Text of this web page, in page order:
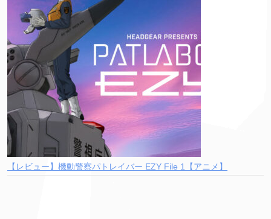
【レビュー】機動警察パトレイバー EZY File 1【アニメ】